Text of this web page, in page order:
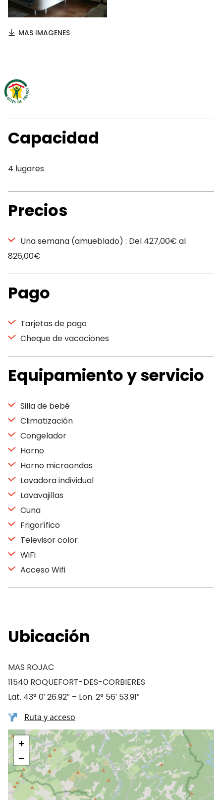
MAS IMAGENES
Capacidad
4 lugares
Precios
Una semana (amueblado) : Del 427,00€ al
826,00€
Pago
Tarjetas de pago
Cheque de vacaciones
Equipamiento y servicio
Silla de bebé
Climatización
Congelador
Horno
Horno microondas
Lavadora individual
Lavavajillas
Cuna
Frigorífico
Televisor color
WiFi
Acceso Wifi
Ubicación
MAS ROJAC
11540 ROQUEFORT-DES-CORBIERES
Lat. 43° 0′ 26.92″ – Lon. 2° 56′ 53.91″
Ruta y acceso
+
−